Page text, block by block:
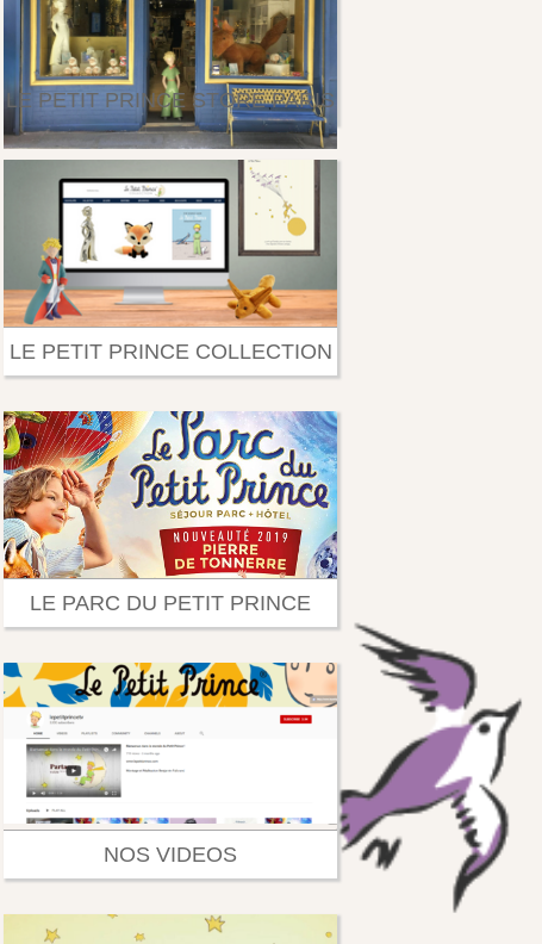
LE PETIT PRINCE STORE PARIS
LE PETIT PRINCE COLLECTION
LE PARC DU PETIT PRINCE
NOS VIDEOS